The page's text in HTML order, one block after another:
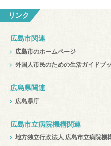
リンク
広島市関連
広島市のホームページ
外国人市民のための生活ガイドブ
広島県関連
広島県庁
広島市立病院機構関連
地方独立行政法人 広島市立病院機